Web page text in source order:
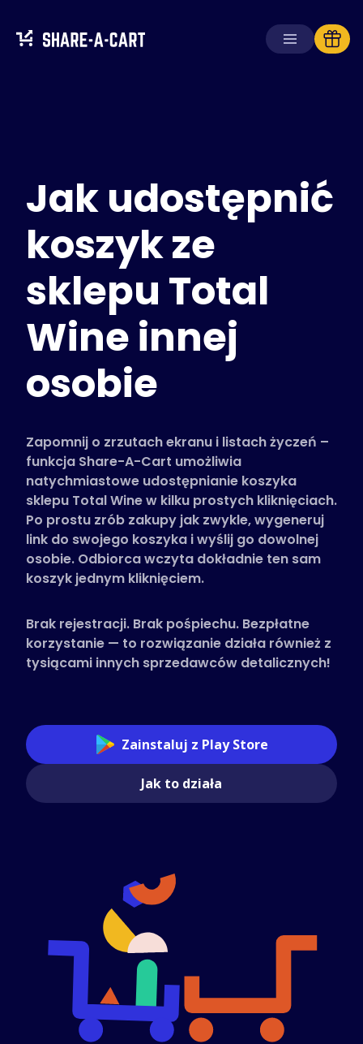
Rozwiązania
Dla konsumentów
Dla szkół
Dla firm
ZdobądźPlus+
Zaloguj się
Obsługiwane sklepy
Polski (Polish)
Jak udostępnić
koszyk ze
sklepu Total
Wine innej
osobie
Zapomnij o zrzutach ekranu i listach życzeń –
funkcja Share-A-Cart umożliwia
natychmiastowe udostępnianie koszyka
sklepu Total Wine w kilku prostych kliknięciach.
Po prostu zrób zakupy jak zwykle, wygeneruj
link do swojego koszyka i wyślij go dowolnej
osobie. Odbiorca wczyta dokładnie ten sam
koszyk jednym kliknięciem.
Brak rejestracji. Brak pośpiechu. Bezpłatne
korzystanie — to rozwiązanie działa również z
tysiącami innych sprzedawców detalicznych!
Zainstaluj z Play Store
Jak to działa